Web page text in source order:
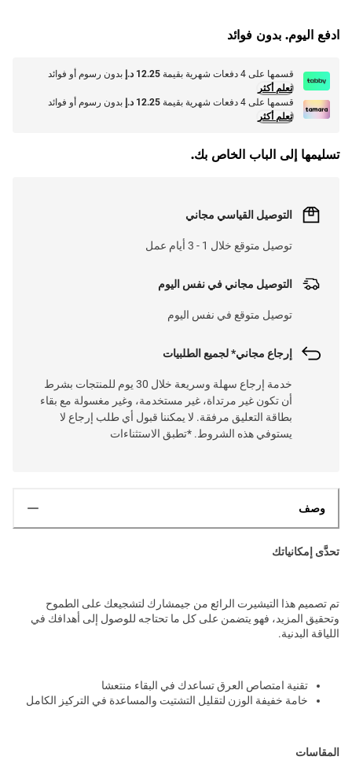
ادفع اليوم. بدون فوائد
قسمها على 4 دفعات شهرية بقيمة 12.25 د.إ
بدون رسوم أو فوائد
تعلم أكثر
قسمها على 4 دفعات شهرية بقيمة
12.25 د.إ
بدون رسوم أو فوائد
تعلم أكثر
تسليمها إلى الباب الخاص بك.
التوصيل القياسي مجاني
توصيل متوقع خلال 1 - 3 أيام عمل
التوصيل مجاني في نفس اليوم
توصيل متوقع في نفس اليوم
إرجاع مجاني* لجميع الطلبيات
خدمة إرجاع سهلة وسريعة خلال 30 يوم للمنتجات بشرط
أن تكون غير مرتداة، غير مستخدمة، وغير مغسولة مع بقاء
بطاقة التعليق مرفقة. لا يمكننا قبول أي طلب إرجاع لا
يستوفي هذه الشروط. *تطبق الاستثناءات
وصف
تحدَّى إمكانياتك
تم تصميم هذا التيشيرت الرائع من جيمشارك لتشجيعك على الطموح
وتحقيق المزيد، فهو يتضمن على كل ما تحتاجه للوصول إلى أهدافك في
اللياقة البدنية.
تقنية امتصاص العرق تساعدك في البقاء منتعشا
خامة خفيفة الوزن لتقليل التشتيت والمساعدة في التركيز الكامل
المقاسات